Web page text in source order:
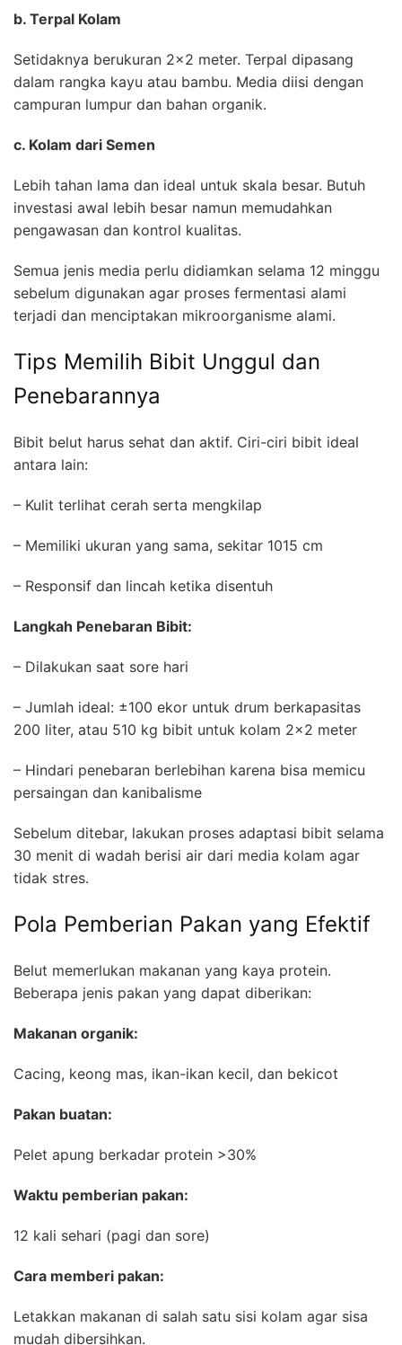
b. Terpal Kolam
Setidaknya berukuran 2×2 meter. Terpal dipasang
dalam rangka kayu atau bambu. Media diisi dengan
campuran lumpur dan bahan organik.
c. Kolam dari Semen
Lebih tahan lama dan ideal untuk skala besar. Butuh
investasi awal lebih besar namun memudahkan
pengawasan dan kontrol kualitas.
Semua jenis media perlu didiamkan selama 12 minggu
sebelum digunakan agar proses fermentasi alami
terjadi dan menciptakan mikroorganisme alami.
Tips Memilih Bibit Unggul dan
Penebarannya
Bibit belut harus sehat dan aktif. Ciri-ciri bibit ideal
antara lain:
– Kulit terlihat cerah serta mengkilap
– Memiliki ukuran yang sama, sekitar 1015 cm
– Responsif dan lincah ketika disentuh
Langkah Penebaran Bibit:
– Dilakukan saat sore hari
– Jumlah ideal: ±100 ekor untuk drum berkapasitas
200 liter, atau 510 kg bibit untuk kolam 2×2 meter
– Hindari penebaran berlebihan karena bisa memicu
persaingan dan kanibalisme
Sebelum ditebar, lakukan proses adaptasi bibit selama
30 menit di wadah berisi air dari media kolam agar
tidak stres.
Pola Pemberian Pakan yang Efektif
Belut memerlukan makanan yang kaya protein.
Beberapa jenis pakan yang dapat diberikan:
Makanan organik:
Cacing, keong mas, ikan-ikan kecil, dan bekicot
Pakan buatan:
Pelet apung berkadar protein >30%
Waktu pemberian pakan:
12 kali sehari (pagi dan sore)
Cara memberi pakan:
Letakkan makanan di salah satu sisi kolam agar sisa
mudah dibersihkan.